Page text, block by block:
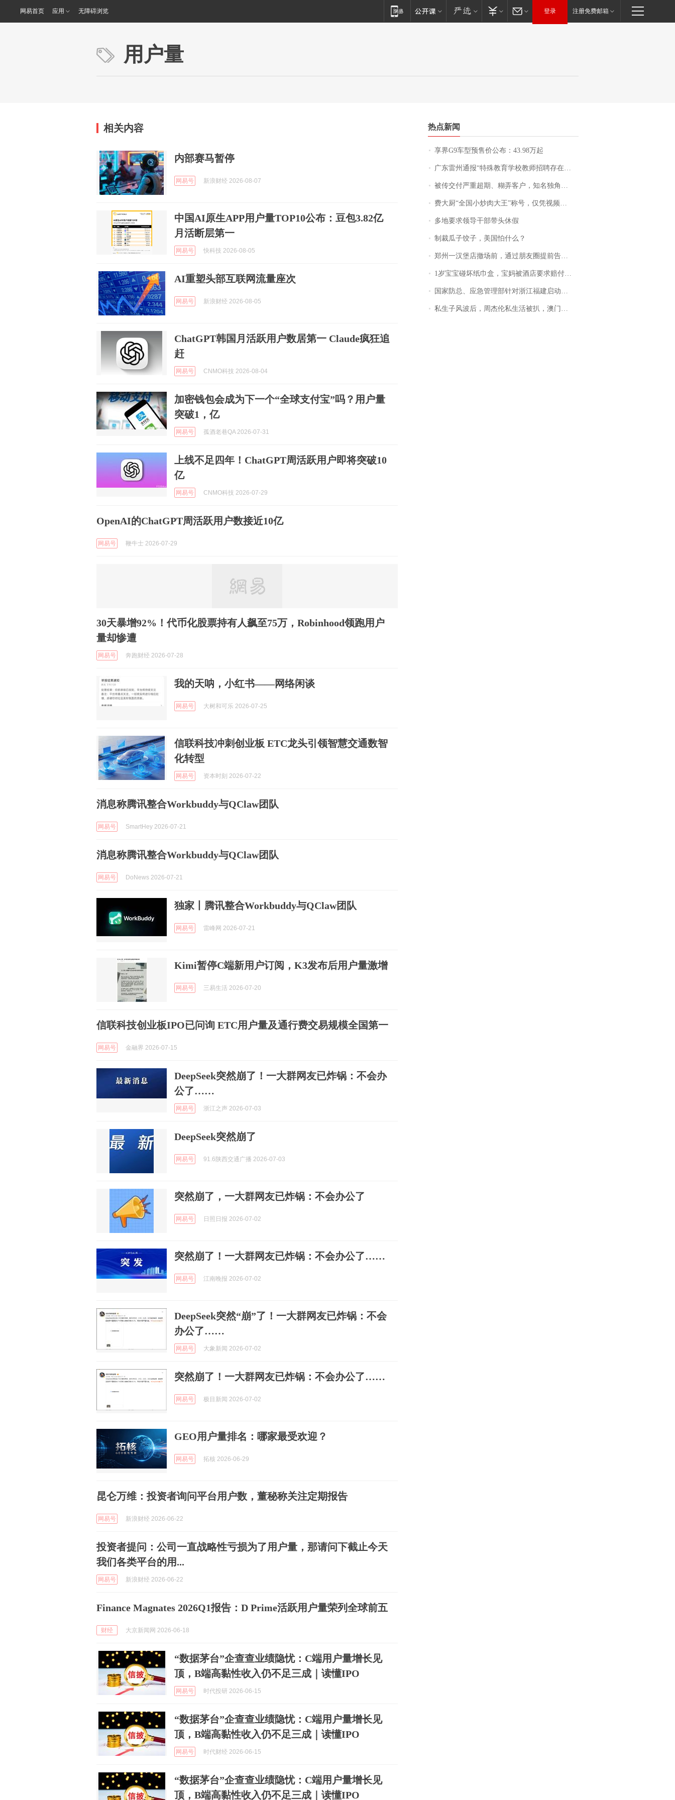
网易首页 应用 无障碍浏览 登录 注册免费邮箱
用户量
相关内容
内部赛马暂停
网易号 新浪财经 2026-08-07
中国AI原生APP用户量TOP10公布：豆包3.82亿
月活断层第一
网易号 快科技 2026-08-05
AI重塑头部互联网流量座次
网易号 新浪财经 2026-08-05
ChatGPT韩国月活跃用户数居第一 Claude疯狂追
赶
网易号 CNMO科技 2026-08-04
加密钱包会成为下一个“全球支付宝”吗？用户量
突破1，亿
网易号 孤酒老巷QA 2026-07-31
上线不足四年！ChatGPT周活跃用户即将突破10
亿
网易号 CNMO科技 2026-07-29
OpenAI的ChatGPT周活跃用户数接近10亿
网易号 鞭牛士 2026-07-29
30天暴增92%！代币化股票持有人飙至75万，Robinhood领跑用户
量却惨遭
网易号 奔跑财经 2026-07-28
我的天呐，小红书——网络闲谈
网易号 大树和可乐 2026-07-25
信联科技冲刺创业板 ETC龙头引领智慧交通数智
化转型
网易号 资本时刻 2026-07-22
消息称腾讯整合Workbuddy与QClaw团队
网易号 SmartHey 2026-07-21
消息称腾讯整合Workbuddy与QClaw团队
网易号 DoNews 2026-07-21
独家丨腾讯整合Workbuddy与QClaw团队
网易号 雷峰网 2026-07-21
Kimi暂停C端新用户订阅，K3发布后用户量激增
网易号 三易生活 2026-07-20
信联科技创业板IPO已问询 ETC用户量及通行费交易规模全国第一
网易号 金融界 2026-07-15
DeepSeek突然崩了！一大群网友已炸锅：不会办
公了……
网易号 浙江之声 2026-07-03
DeepSeek突然崩了
网易号 91.6陕西交通广播 2026-07-03
突然崩了，一大群网友已炸锅：不会办公了
网易号 日照日报 2026-07-02
突然崩了！一大群网友已炸锅：不会办公了……
网易号 江南晚报 2026-07-02
DeepSeek突然“崩”了！一大群网友已炸锅：不会
办公了……
网易号 大象新闻 2026-07-02
突然崩了！一大群网友已炸锅：不会办公了……
网易号 极目新闻 2026-07-02
GEO用户量排名：哪家最受欢迎？
网易号 拓核 2026-06-29
昆仑万维：投资者询问平台用户数，董秘称关注定期报告
网易号 新浪财经 2026-06-22
投资者提问：公司一直战略性亏损为了用户量，那请问下截止今天
我们各类平台的用...
网易号 新浪财经 2026-06-22
Finance Magnates 2026Q1报告：D Prime活跃用户量荣列全球前五
财经 大京新闻网 2026-06-18
“数据茅台”企查查业绩隐忧：C端用户量增长见
顶，B端高黏性收入仍不足三成｜读懂IPO
网易号 时代投研 2026-06-15
“数据茅台”企查查业绩隐忧：C端用户量增长见
顶，B端高黏性收入仍不足三成｜读懂IPO
网易号 时代财经 2026-06-15
“数据茅台”企查查业绩隐忧：C端用户量增长见
顶，B端高黏性收入仍不足三成｜读懂IPO
热点新闻
享界G9车型预售价公布：43.98万起
广东雷州通报“特殊教育学校教师招聘存在违规行为”：已启动问责程序 副校长被停职
被传交付严重超期、糊弄客户，知名独角兽车企创始人回应：都没证据，将依法采取措施，“本人长期与美国交管局保持沟通，对方表示肯定”
费大厨“全国小炒肉大王”称号，仅凭视频评出？中国烹饪协会回应
多地要求领导干部带头休假
制裁瓜子饺子，美国怕什么？
郑州一汉堡店撤场前，通过朋友圈提前告知逐一退费，有顾客仅剩1元也全被退回，分文不少；顾客：言而有信，让人感动
1岁宝宝碰坏纸巾盒，宝妈被酒店要求赔付924元！三亚一酒店回复：骨瓷定制！网友一查价格，吵翻了
国家防总、应急管理部针对浙江福建启动防汛防台风四级应急响应
私生子风波后，周杰伦私生活被扒，澳门输10亿传闻早已经水落石出